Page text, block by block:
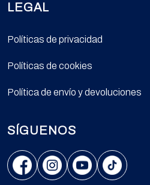
LEGAL
Políticas de privacidad
Políticas de cookies
Política de envío y devoluciones
SÍGUENOS